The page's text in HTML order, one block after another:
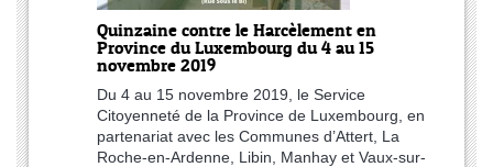
Quinzaine contre le Harcèlement en
Province du Luxembourg du 4 au 15
novembre 2019
Du 4 au 15 novembre 2019, le Service
Citoyenneté de la Province de Luxembourg, en
partenariat avec les Communes d’Attert, La
Roche-en-Ardenne, Libin, Manhay et Vaux-sur-